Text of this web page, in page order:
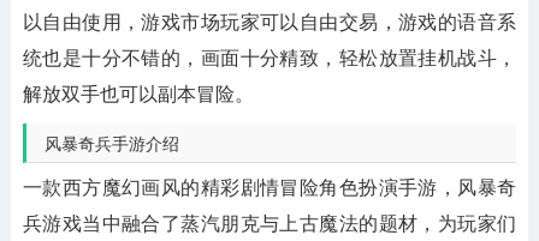
以自由使用，游戏市场玩家可以自由交易，游戏的语音系
统也是十分不错的，画面十分精致，轻松放置挂机战斗，
解放双手也可以副本冒险。
风暴奇兵手游介绍
一款西方魔幻画风的精彩剧情冒险角色扮演手游， 风暴奇
兵游戏当中融合了蒸汽朋克与上古魔法的题材，为玩家们